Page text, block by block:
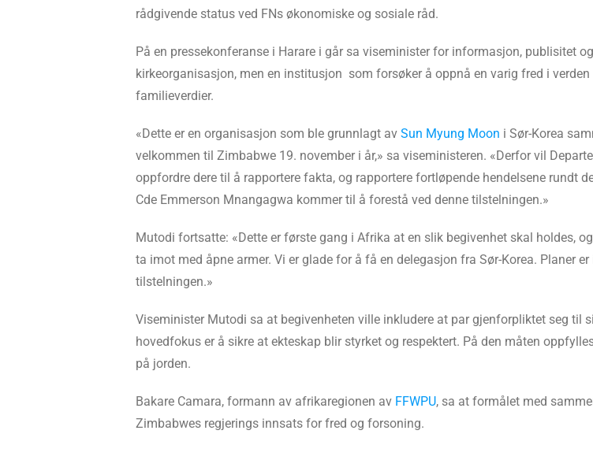
rådgivende status ved FNs økonomiske og sosiale råd.
På en pressekonferanse i Harare i går sa viseminister for informasjon, publisitet
kirkeorganisasjon, men en institusjon som forsøker å oppnå en varig fred i
familieverdier.
«Dette er en organisasjon som ble grunnlagt av Sun Myung Moon i Sør-Korea
velkommen til Zimbabwe 19. november i år,» sa viseministeren. «Derfor vil
oppfordre dere til å rapportere fakta, og rapportere fortløpende hendelsene rundt
Cde Emmerson Mnangagwa kommer til å forestå ved denne tilstelningen.»
Mutodi fortsatte: «Dette er første gang i Afrika at en slik begivenhet skal holdes,
ta imot med åpne armer. Vi er glade for å få en delegasjon fra Sør-Korea. Planer
tilstelningen.»
Viseminister Mutodi sa at begivenheten ville inkludere at par gjenforpliktet seg til
hovedfokus er å sikre at ekteskap blir styrket og respektert. På den måten
på jorden.
Bakare Camara, formann av afrikaregionen av FFWPU, sa at formålet med
Zimbabwes regjerings innsats for fred og forsoning.